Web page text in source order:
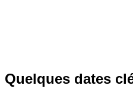
Quelques dates